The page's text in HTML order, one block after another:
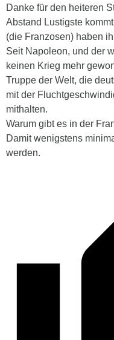
Danke für den heiteren
Abstand Lustigste
(die Franzosen) haben
Seit Napoleon, und der
keinen Krieg mehr
Truppe der Welt, die
mit der
mithalten.
Warum gibt es in der
Damit wenigstens
werden.